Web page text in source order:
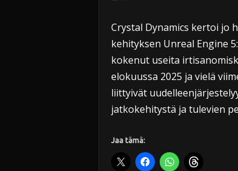
Crystal Dynamics kertoi jo
kehityksen Unreal Engine
kokenut useita
elokuussa 2025 ja vielä
liittyivät
jatkokehitystä ja tulevien
Jaa tämä: